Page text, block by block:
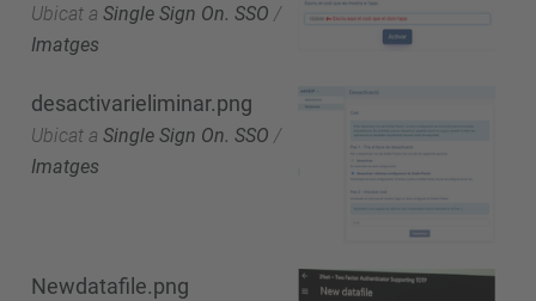
Ubicat a Single Sign On. SSO /
Imatges
desactivarieliminar.png
Ubicat a Single Sign On. SSO /
Imatges
Newdatafile.png